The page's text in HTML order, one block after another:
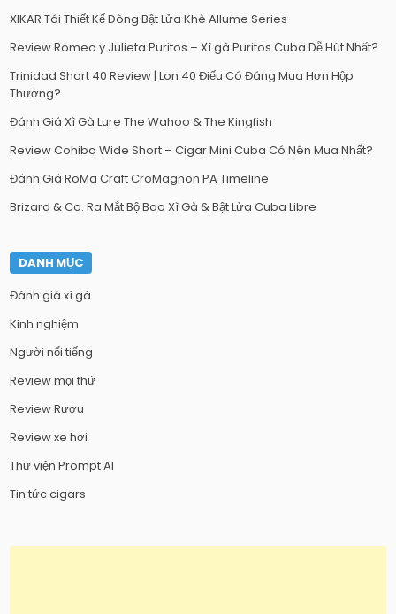
XIKAR Tái Thiết Kế Dòng Bật Lửa Khè Allume Series
Review Romeo y Julieta Puritos – Xì gà Puritos Cuba Dễ Hút Nhất?
Trinidad Short 40 Review | Lon 40 Điếu Có Đáng Mua Hơn Hộp
Thường?
Đánh Giá Xì Gà Lure The Wahoo & The Kingfish
Review Cohiba Wide Short – Cigar Mini Cuba Có Nên Mua Nhất?
Đánh Giá RoMa Craft CroMagnon PA Timeline
Brizard & Co. Ra Mắt Bộ Bao Xì Gà & Bật Lửa Cuba Libre
DANH MỤC
Đánh giá xì gà
Kinh nghiệm
Người nổi tiếng
Review mọi thứ
Review Rượu
Review xe hơi
Thư viện Prompt AI
Tin tức cigars